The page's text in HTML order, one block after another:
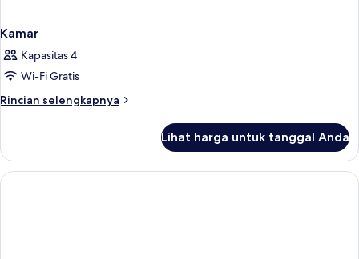
Kamar
Kapasitas 4
Wi-Fi Gratis
Rincian selengkapnya
Rincian
Kamar
Lihat harga untuk tanggal Anda